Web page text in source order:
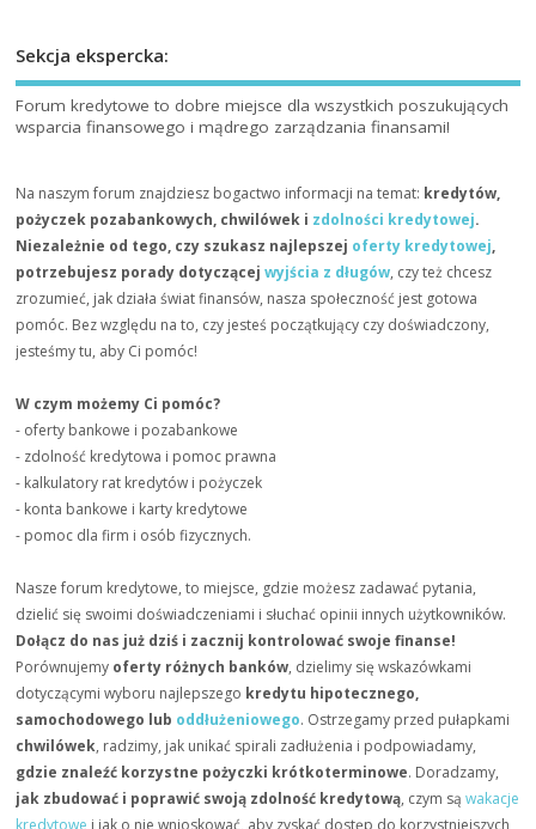
Sekcja ekspercka:
Forum kredytowe to dobre miejsce dla wszystkich poszukujących
wsparcia finansowego i mądrego zarządzania finansami!
Na naszym forum znajdziesz bogactwo informacji na temat: kredytów,
pożyczek pozabankowych, chwilówek i zdolności kredytowej.
Niezależnie od tego, czy szukasz najlepszej oferty kredytowej,
potrzebujesz porady dotyczącejwyjścia z długów, czy też chcesz
zrozumieć, jak działa świat finansów, nasza społeczność jest gotowa
pomóc. Bez względu na to, czy jesteś początkujący czy doświadczony,
jesteśmy tu, aby Ci pomóc!
W czym możemy Ci pomóc?
- oferty bankowe i pozabankowe
- zdolność kredytowa i pomoc prawna
- kalkulatory rat kredytów i pożyczek
- konta bankowe i karty kredytowe
- pomoc dla firm i osób fizycznych.
Nasze forum kredytowe, to miejsce, gdzie możesz zadawać pytania,
dzielić się swoimi doświadczeniami i słuchać opinii innych użytkowników.
Dołącz do nas już dziś i zacznij kontrolować swoje finanse!
Porównujemy oferty różnych banków, dzielimy się wskazówkami
dotyczącymi wyboru najlepszego kredytu hipotecznego,
samochodowego lub oddłużeniowego. Ostrzegamy przed pułapkami
chwilówek, radzimy, jak unikać spirali zadłużenia i podpowiadamy,
gdzie znaleźć korzystne pożyczki krótkoterminowe. Doradzamy,
jak zbudować i poprawić swoją zdolność kredytową, czym sąwakacje